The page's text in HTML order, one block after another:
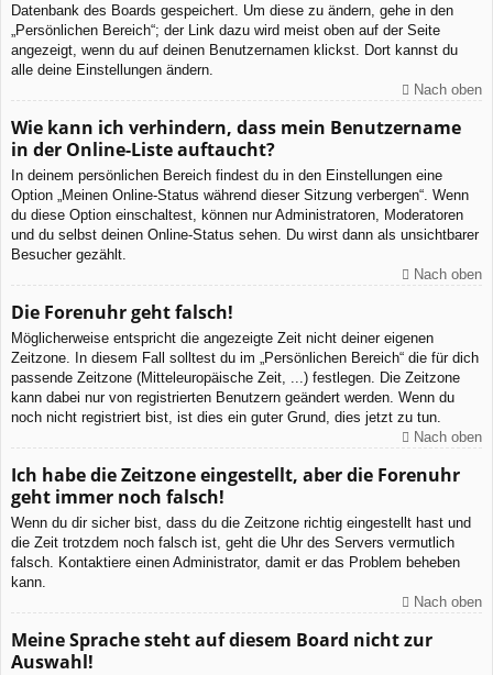
Datenbank des Boards gespeichert. Um diese zu ändern, gehe in den
„Persönlichen Bereich“; der Link dazu wird meist oben auf der Seite
angezeigt, wenn du auf deinen Benutzernamen klickst. Dort kannst du
alle deine Einstellungen ändern.
Nach oben
Wie kann ich verhindern, dass mein Benutzername
in der Online-Liste auftaucht?
In deinem persönlichen Bereich findest du in den Einstellungen eine
Option „Meinen Online-Status während dieser Sitzung verbergen“. Wenn
du diese Option einschaltest, können nur Administratoren, Moderatoren
und du selbst deinen Online-Status sehen. Du wirst dann als unsichtbarer
Besucher gezählt.
Nach oben
Die Forenuhr geht falsch!
Möglicherweise entspricht die angezeigte Zeit nicht deiner eigenen
Zeitzone. In diesem Fall solltest du im „Persönlichen Bereich“ die für dich
passende Zeitzone (Mitteleuropäische Zeit, ...) festlegen. Die Zeitzone
kann dabei nur von registrierten Benutzern geändert werden. Wenn du
noch nicht registriert bist, ist dies ein guter Grund, dies jetzt zu tun.
Nach oben
Ich habe die Zeitzone eingestellt, aber die Forenuhr
geht immer noch falsch!
Wenn du dir sicher bist, dass du die Zeitzone richtig eingestellt hast und
die Zeit trotzdem noch falsch ist, geht die Uhr des Servers vermutlich
falsch. Kontaktiere einen Administrator, damit er das Problem beheben
kann.
Nach oben
Meine Sprache steht auf diesem Board nicht zur
Auswahl!